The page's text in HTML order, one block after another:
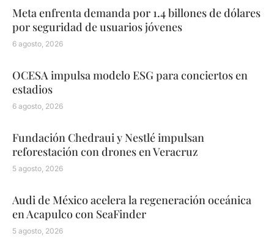
Meta enfrenta demanda por 1.4 billones de dólares
por seguridad de usuarios jóvenes
6 agosto, 2026
OCESA impulsa modelo ESG para conciertos en
estadios
6 agosto, 2026
Fundación Chedraui y Nestlé impulsan
reforestación con drones en Veracruz
5 agosto, 2026
Audi de México acelera la regeneración oceánica
en Acapulco con SeaFinder
5 agosto, 2026